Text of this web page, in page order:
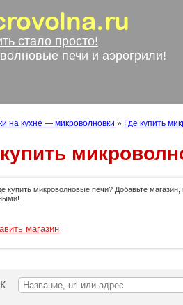
стало просто!
печи и аэрогрили!
на кухне — микроволновки » Где купить
купить микроволновые печи? Добавьте
магазин